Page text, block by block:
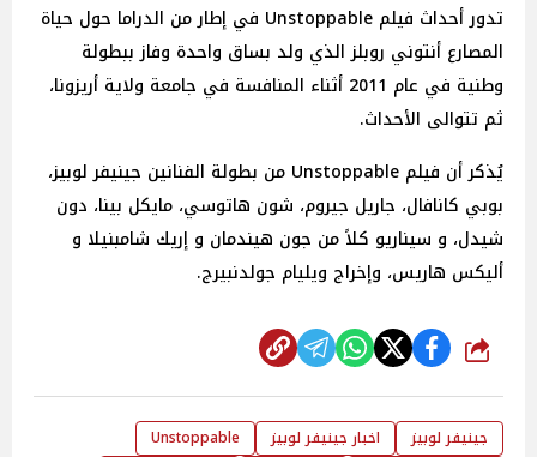
تدور أحداث فيلم Unstoppable في إطار من الدراما حول حياة
المصارع أنتوني روبلز الذي ولد بساق واحدة وفاز ببطولة
وطنية في عام 2011 أثناء المنافسة في جامعة ولاية أريزونا،
ثم تتوالى الأحداث.
يُذكر أن فيلم Unstoppable من بطولة الفنانين جينيفر لوبيز،
بوبي كانافال، جاريل جيروم، شون هاتوسي، مايكل بينا، دون
شيدل، و سيناريو كلاً من جون هيندمان و إريك شامبنيلا و
أليكس هاريس، وإخراج ويليام جولدنبيرج.
شارك
جينيفر لوبيز اخبار جينيفر لوبيز
Unstoppable